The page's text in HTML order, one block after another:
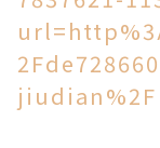
jiudian%2F